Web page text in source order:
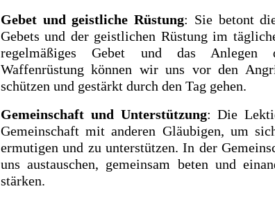
Gebet und geistliche Rüstung: Sie betont
Gebets und der geistlichen Rüstung im
regelmäßiges Gebet und das Anlegen
Waffenrüstung können wir uns vor den
schützen und gestärkt durch den Tag gehen.
Gemeinschaft und Unterstützung: Die
Gemeinschaft mit anderen Gläubigen, um
ermutigen und zu unterstützen. In der
uns austauschen, gemeinsam beten und
stärken.